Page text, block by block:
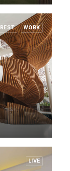
REST WORK
LIVE